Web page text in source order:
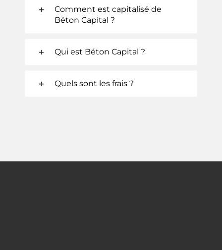
Comment est capitalisé de
Béton Capital ?
Qui est Béton Capital ?
Quels sont les frais ?